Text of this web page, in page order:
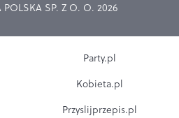
SP. Z O. O. 2026
Party.pl
Kobieta.pl
Przyslijprzepis.pl